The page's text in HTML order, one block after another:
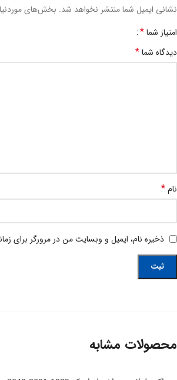
نشانی ایمیل شما منتشر نخواهد شد. بخش‌های
امتیاز شما*
دیدگاه شما*
نام*
ذخیره نام، ایمیل و وبسایت من در مرورگر برای
محصولات مشابه